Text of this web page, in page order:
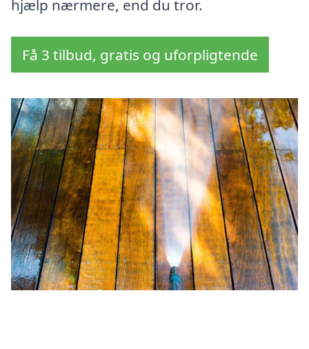
hjælp nærmere, end du tror.
Få 3 tilbud, gratis og uforpligtende